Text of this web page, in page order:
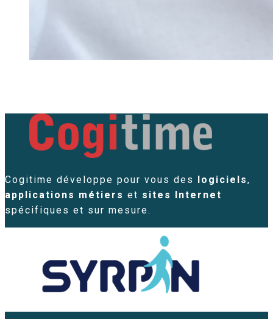
Cogitime développe pour vous des logiciels,
applications métiers et sites Internet
spécifiques et sur mesure.